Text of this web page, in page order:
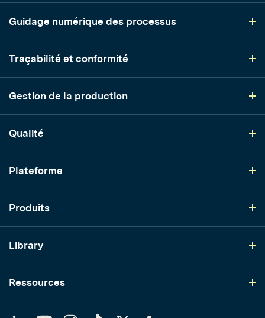
Guidage numérique des processus
Traçabilité et conformité
Gestion de la production
Qualité
Plateforme
Produits
Library
Ressources
YouTubeInstagram
TikTok